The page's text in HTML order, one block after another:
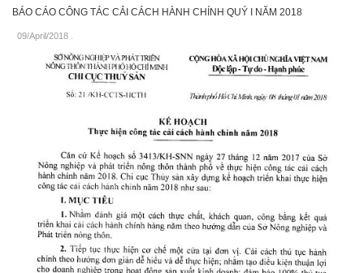
BÁO CÁO CÔNG TÁC CẢI CÁCH HÀNH CHÍNH QUÝ I NĂM 2018
09/April/2018